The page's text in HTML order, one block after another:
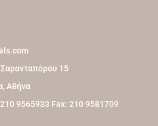
15
Αθήνα
9565933 Fax: 210 9581709